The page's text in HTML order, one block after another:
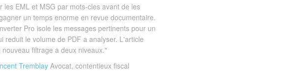
les EML et MSG par mots-cles avant de les
un temps enorme en revue documentaire.
Pro isole les messages pertinents pour un
reduit le volume de PDF a analyser. L'article
filtrage a deux niveaux."
Tremblay Avocat, contentieux fiscal